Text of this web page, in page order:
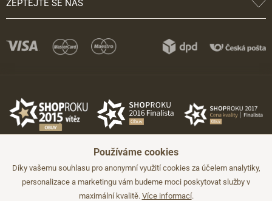
ZEPTEJTE SE NÁS
©2026 JADI.cz. Užití materiálů bez souhlasu není možné.
Používáme cookies
Díky vašemu souhlasu pro anonymní využití cookies za účelem analytiky,
personalizace a marketingu vám budeme moci poskytovat služby v
maximální kvalitě. Více informací.